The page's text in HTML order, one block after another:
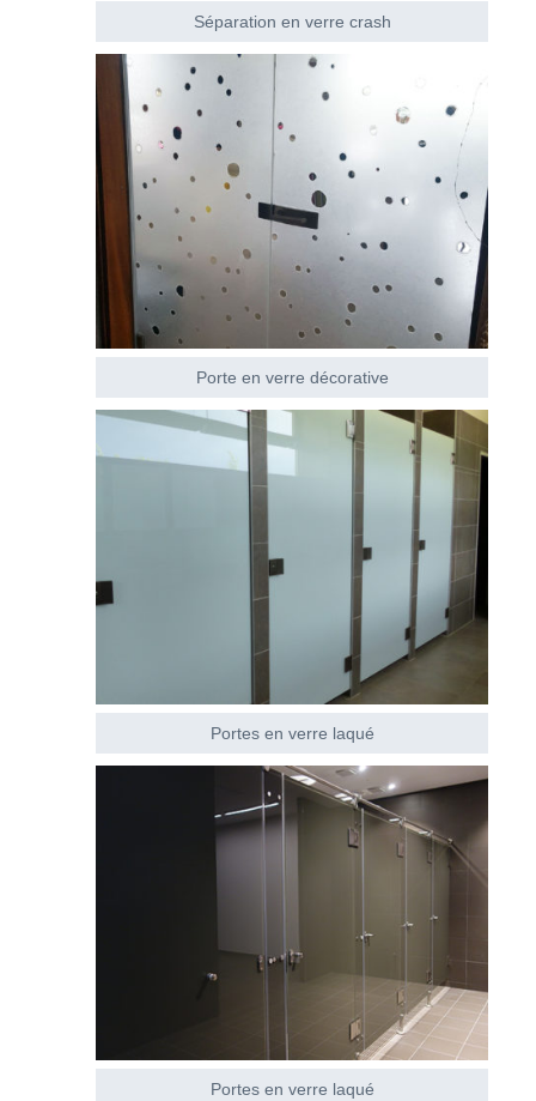
Séparation en verre crash
Porte en verre décorative
Portes en verre laqué
Portes en verre laqué